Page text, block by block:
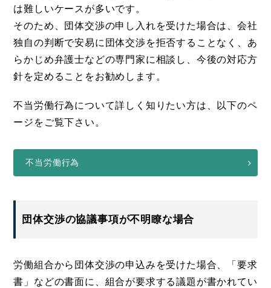
は難しいケースが多いです。
そのため、団体交渉の申し入れを受けた場合は、会社
独自の判断で安易に団体交渉を拒否することなく、あ
らかじめ弁護士などの専門家に相談し、今後の対応方
針を定めることをお勧めします。
不当労働行為について詳しく知りたい方は、以下のペ
ージをご覧下さい。
不当労働行為
団体交渉の協議事項が不明瞭な場合
労働組合から団体交渉の申込みを受けた場合、「要求
書」などの書面に、組合が要求する議題が書かれてい